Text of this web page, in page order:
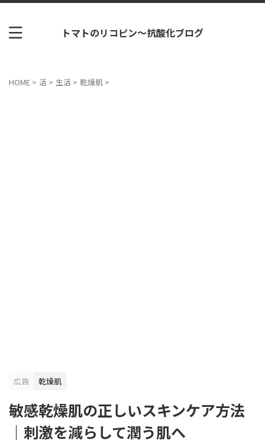
トマトのリコピン～抗酸化ブログ
HOME > 活 > 生活 > 乾燥肌 >
広告 乾燥肌
敏感乾燥肌の正しいスキンケア方法
｜刺激を減らして潤う肌へ